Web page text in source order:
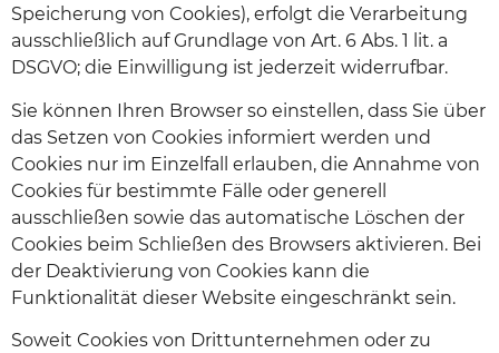
Speicherung von Cookies), erfolgt die Verarbeitung
ausschließlich auf Grundlage von Art. 6 Abs. 1 lit. a
DSGVO; die Einwilligung ist jederzeit widerrufbar.
Sie können Ihren Browser so einstellen, dass Sie über
das Setzen von Cookies informiert werden und
Cookies nur im Einzelfall erlauben, die Annahme von
Cookies für bestimmte Fälle oder generell
ausschließen sowie das automatische Löschen der
Cookies beim Schließen des Browsers aktivieren. Bei
der Deaktivierung von Cookies kann die
Funktionalität dieser Website eingeschränkt sein.
Soweit Cookies von Drittunternehmen oder zu